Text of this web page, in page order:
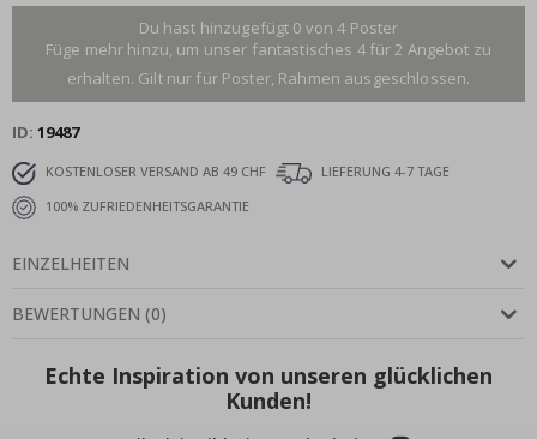
Du hast hinzugefügt 0 von 4 Poster
Füge mehr hinzu, um unser fantastisches 4 für 2 Angebot zu
erhalten. Gilt nur für Poster, Rahmen ausgeschlossen.
ID 19487
KOSTENLOSER VERSAND AB 49 CHF
LIEFERUNG 4-7 TAGE
100% ZUFRIEDENHEITSGARANTIE
EINZELHEITEN
BEWERTUNGEN (0)
Echte Inspiration von unseren glücklichen
Kunden!